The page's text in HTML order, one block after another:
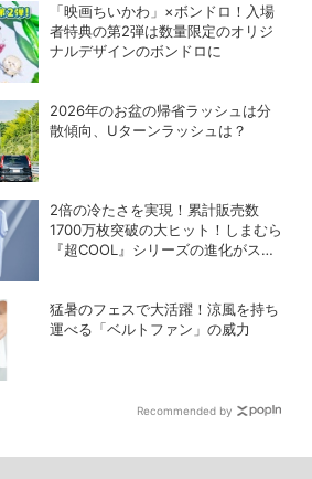
「映画ちいかわ」×ボンドロ！入場
者特典の第2弾は数量限定のオリジ
ナルデザインのボンドロに
2026年のお盆の帰省ラッシュは分
散傾向、Uターンラッシュは？
2倍の冷たさを実現！累計販売数
1700万枚突破の大ヒット！しまむら
『超COOL』シリーズの進化がスゴ
猛暑のフェスで大活躍！涼風を持ち
運べる「ベルトファン」の威力
Recommended by